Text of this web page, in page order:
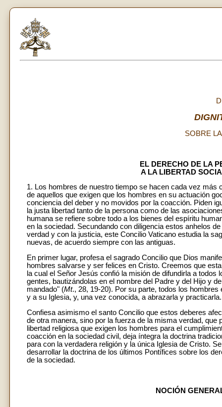
SOBRE
EL DERECHO DE LA
A LA LIBERTAD
1. Los hombres de nuestro tiempo se hacen cada vez más
de aquellos que exigen que los hombres en su actuación
conciencia del deber y no movidos por la coacción. Piden
la justa libertad tanto de la persona como de las
humana se refiere sobre todo a los bienes del espíritu
en la sociedad. Secundando con diligencia estos anhelos
verdad y con la justicia, este Concilio Vaticano estudia la
nuevas, de acuerdo siempre con las antiguas.
En primer lugar, profesa el sagrado Concilio que Dios
hombres salvarse y ser felices en Cristo. Creemos que
la cual el Señor Jesús confió la misión de difundirla a
gentes, bautizándolas en el nombre del Padre y del Hijo y
mandado" (Mt., 28, 19-20). Por su parte, todos los
y a su Iglesia, y, una vez conocida, a abrazarla y practicarla.
Confiesa asimismo el santo Concilio que estos deberes
de otra manera, sino por la fuerza de la misma verdad,
libertad religiosa que exigen los hombres para el
coacción en la sociedad civil, deja íntegra la doctrina
para con la verdadera religión y la única Iglesia de Cristo.
desarrollar la doctrina de los últimos Pontífices sobre los
de la sociedad.
NOCIÓN